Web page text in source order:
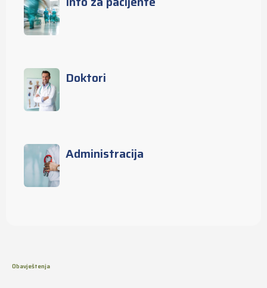
Doktori
Administracija
Obavještenja